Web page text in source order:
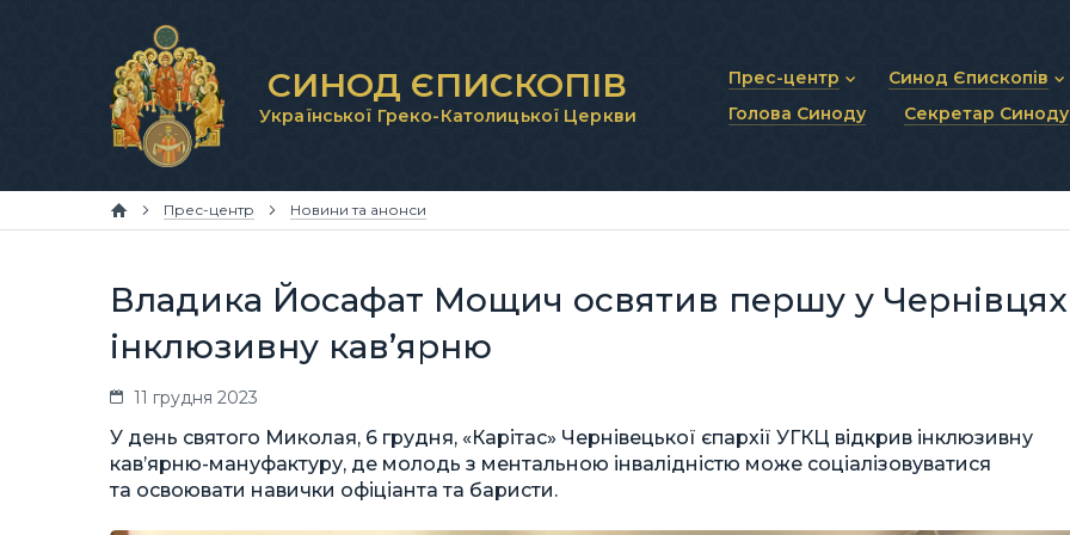
СИНОД ЄПИСКОПІВ
Української Греко-Католицької Церкви
Прес-центр
Новини та анонси
Синод Єпископів
Статут Синоду
Синодальні органи
Голова Синоду Секретар Синоду
Прес-центр Новини та анонси
Владика Йосафат Мощич освятив першу у Чернівцях
інклюзивну кав’ярню
11 грудня 2023
У день святого Миколая, 6 грудня, «Карітас» Чернівецької єпархії УГКЦ відкрив інклюзивну
кав’ярню-мануфактуру, де молодь з ментальною інвалідністю може соціалізовуватися
та освоювати навички офіціанта та баристи.